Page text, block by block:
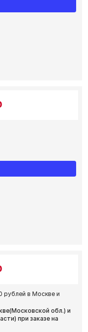
рублей в Москве и
обл.) и
при заказе на